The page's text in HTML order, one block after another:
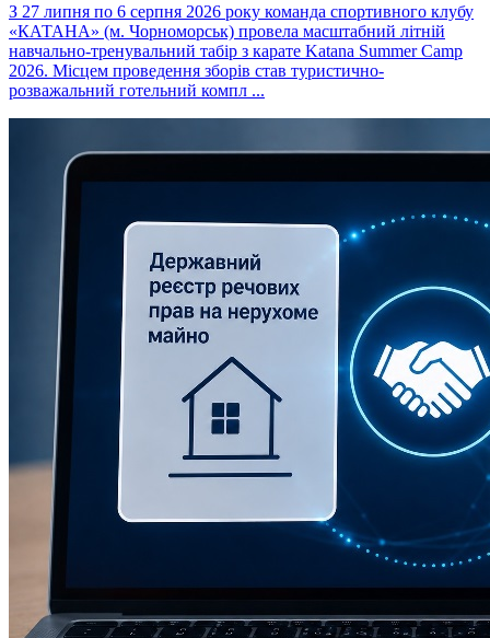
З 27 липня по 6 серпня 2026 року команда спортивного клубу
«КАТАНА» (м. Чорноморськ) провела масштабний літній
навчально-тренувальний табір з карате Katana Summer Camp
2026. Місцем проведення зборів став туристично-
розважальний готельний компл ...